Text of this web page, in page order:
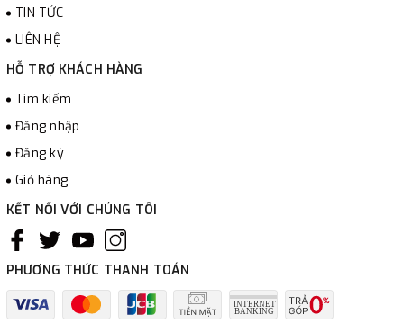
TIN TỨC
LIÊN HỆ
HỖ TRỢ KHÁCH HÀNG
Tìm kiếm
Đăng nhập
Đăng ký
Giỏ hàng
KẾT NỐI VỚI CHÚNG TÔI
PHƯƠNG THỨC THANH TOÁN